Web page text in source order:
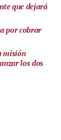
que dejará
por cobrar
misión
los dos